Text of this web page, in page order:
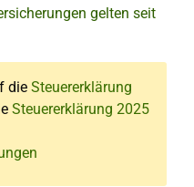
gelten seit
die Steuererklärung
Steuererklärung 2025